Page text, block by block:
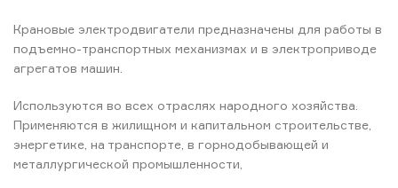
Крановые электродвигатели предназначены для работы в
подъемно-транспортных механизмах и в электроприводе
агрегатов машин.
Используются во всех отраслях народного хозяйства.
Применяются в жилищном и капитальном строительстве,
энергетике, на транспорте, в горнодобывающей и
металлургической промышленности,